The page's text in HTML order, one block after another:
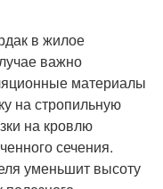
в жилое
важно
материалы
на стропильную
на кровлю
сечения.
уменьшит высоту